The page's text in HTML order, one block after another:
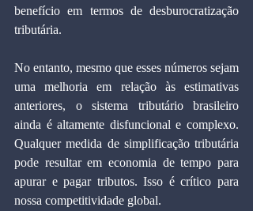
benefício em termos de desburocratização
tributária.
No entanto, mesmo que esses números sejam
uma melhoria em relação às estimativas
anteriores, o sistema tributário brasileiro
ainda é altamente disfuncional e complexo.
Qualquer medida de simplificação tributária
pode resultar em economia de tempo para
apurar e pagar tributos. Isso é crítico para
nossa competitividade global.